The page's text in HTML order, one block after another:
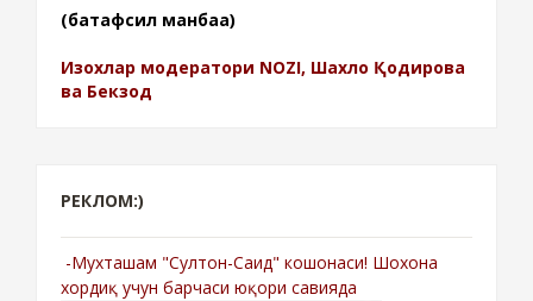
(батафсил манбаа)
Изохлар модератори NOZI, Шахло Қодирова
ва Бекзод
РЕКЛОМ:)
-Мухташам "Султон-Саид" кошонаси! Шохона
хордиқ учун барчаси юқори савияда